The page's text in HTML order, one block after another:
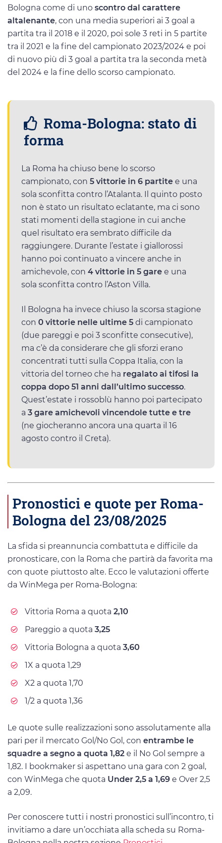
Bologna come di uno scontro dal carattere
altalenante, con una media superiori ai 3 goal a
partita tra il 2018 e il 2020, poi sole 3 reti in 5 partite
tra il 2021 e la fine del campionato 2023/2024 e poi
di nuovo più di 3 goal a partita tra la seconda metà
del 2024 e la fine dello scorso campionato.
Roma-Bologna: stato di
forma
La Roma ha chiuso bene lo scorso
campionato, con 5 vittorie in 6 partite e una
sola sconfitta contro l’Atalanta. Il quinto posto
non è stato un risultato eclatante, ma ci sono
stati momenti della stagione in cui anche
quel risultato era sembrato difficile da
raggiungere. Durante l’estate i giallorossi
hanno poi continuato a vincere anche in
amichevole, con 4 vittorie in 5 gare e una
sola sconfitta contro l’Aston Villa.
Il Bologna ha invece chiuso la scorsa stagione
con 0 vittorie nelle ultime 5 di campionato
(due pareggi e poi 3 sconfitte consecutive),
ma c’è da considerare che gli sforzi erano
concentrati tutti sulla Coppa Italia, con la
vittoria del torneo che ha regalato ai tifosi la
coppa dopo 51 anni dall’ultimo successo.
Quest’estate i rossoblù hanno poi partecipato
a 3 gare amichevoli vincendole tutte e tre
(ne giocheranno ancora una quarta il 16
agosto contro il Creta).
Pronostici e quote per Roma-
Bologna del 23/08/2025
La sfida si preannuncia combattuta e difficile da
pronosticare, con la Roma che partirà da favorita ma
con quote piuttosto alte. Ecco le valutazioni offerte
da WinMega per Roma-Bologna:
Vittoria Roma a quota 2,10
Pareggio a quota 3,25
Vittoria Bologna a quota 3,60
1X a quota 1,29
X2 a quota 1,70
1/2 a quota 1,36
Le quote sulle realizzazioni sono assolutamente alla
pari per il mercato Gol/No Gol, con entrambe le
squadre a segno a quota 1,82 e il No Gol sempre a
1,82. I bookmaker si aspettano una gara con 2 goal,
con WinMega che quota Under 2,5 a 1,69 e Over 2,5
a 2,09.
Per conoscere tutti i nostri pronostici sull’incontro, ti
invitiamo a dare un’occhiata alla scheda su Roma-